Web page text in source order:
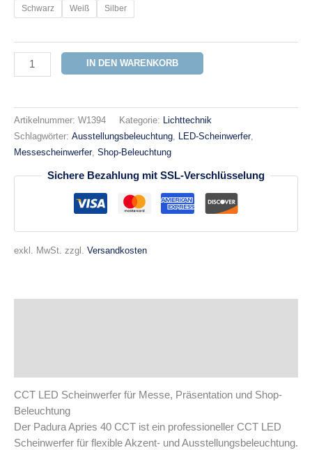
Schwarz Weiß Silber
IN DEN WARENKORB
Artikelnummer: W1394 Kategorie: Lichttechnik
Schlagwörter: Ausstellungsbeleuchtung, LED-Scheinwerfer,
Messescheinwerfer, Shop-Beleuchtung
Sichere Bezahlung mit SSL-Verschlüsselung
exkl. MwSt. zzgl. Versandkosten
CCT LED Scheinwerfer für Messe, Präsentation und Shop-
Beleuchtung
Der Padura Apries 40 CCT ist ein professioneller CCT LED
Scheinwerfer für flexible Akzent- und Ausstellungsbeleuchtung.